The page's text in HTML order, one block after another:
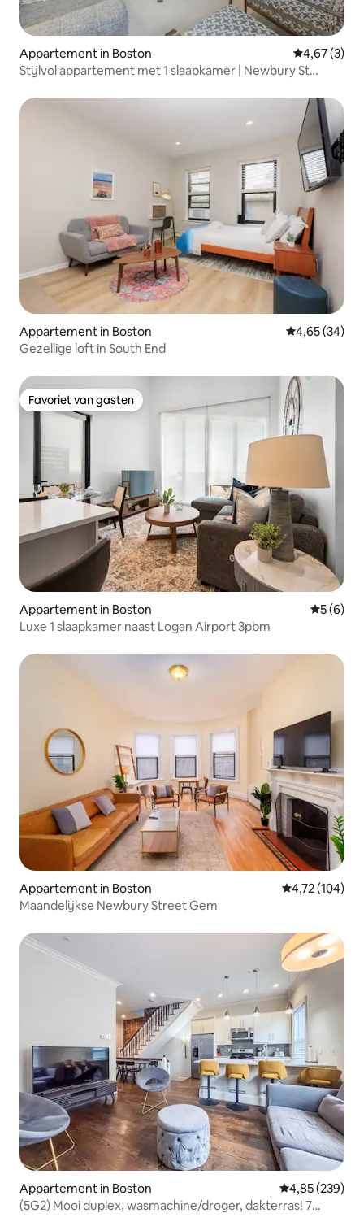
Appartement in Boston
4,67 (3)
Stijlvol appartement met 1 slaapkamer | Newbury St
Appartement in Boston Gemiddelde
4,65 (34)
Gezellige loft in South End
Favoriet van gasten
Favoriet van gasten
Appartement in Boston
5 (6)
Luxe 1 slaapkamer naast Logan Airport 3pbm
Appartement in Boston Gemiddelde
4,72 (104)
Maandelijkse Newbury Street Gem
Appartement in Boston Gemiddelde
4,85 (239)
(5G2) Mooi duplex, wasmachine/droger, dakterras! 7